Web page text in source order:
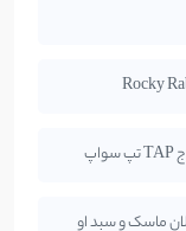
ماسک و سبد او